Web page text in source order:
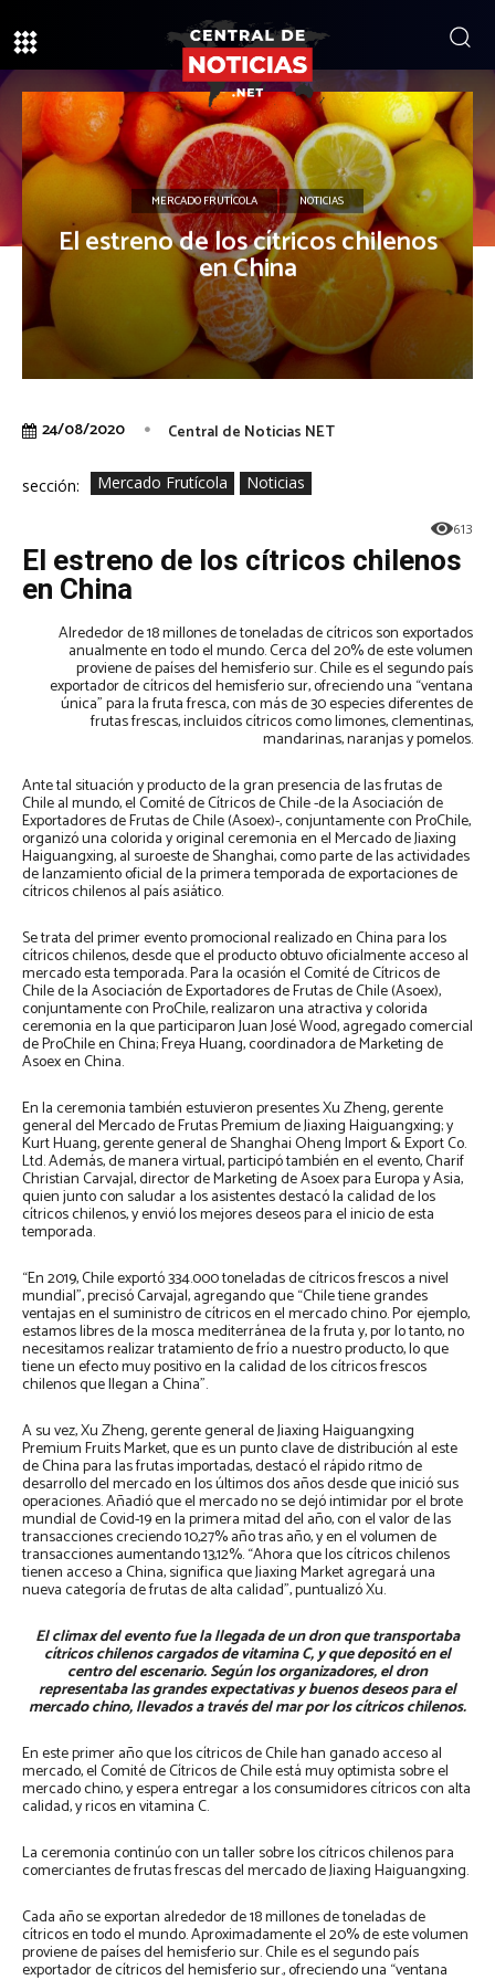
MERCADO FRUTÍCOLA NOTICIAS
El estreno de los cítricos chilenos
en China
24/08/2020 Central de Noticias NET
sección: Mercado Frutícola Noticias
613
El estreno de los cítricos chilenos
en China
Alrededor de 18 millones de toneladas de cítricos son exportados
anualmente en todo el mundo. Cerca del 20% de este volumen
proviene de países del hemisferio sur. Chile es el segundo país
exportador de cítricos del hemisferio sur, ofreciendo una “ventana
única” para la fruta fresca, con más de 30 especies diferentes de
frutas frescas, incluidos cítricos como limones, clementinas,
mandarinas, naranjas y pomelos.
Ante tal situación y producto de la gran presencia de las frutas de
Chile al mundo, el Comité de Cítricos de Chile -de la Asociación de
Exportadores de Frutas de Chile (Asoex)-, conjuntamente con ProChile,
organizó una colorida y original ceremonia en el Mercado de Jiaxing
Haiguangxing, al suroeste de Shanghai, como parte de las actividades
de lanzamiento oficial de la primera temporada de exportaciones de
cítricos chilenos al país asiático.
Se trata del primer evento promocional realizado en China para los
cítricos chilenos, desde que el producto obtuvo oficialmente acceso al
mercado esta temporada. Para la ocasión el Comité de Cítricos de
Chile de la Asociación de Exportadores de Frutas de Chile (Asoex),
conjuntamente con ProChile, realizaron una atractiva y colorida
ceremonia en la que participaron Juan José Wood, agregado comercial
de ProChile en China; Freya Huang, coordinadora de Marketing de
Asoex en China.
En la ceremonia también estuvieron presentes Xu Zheng, gerente
general del Mercado de Frutas Premium de Jiaxing Haiguangxing; y
Kurt Huang, gerente general de Shanghai Oheng Import & Export Co.
Ltd. Además, de manera virtual, participó también en el evento, Charif
Christian Carvajal, director de Marketing de Asoex para Europa y Asia,
quien junto con saludar a los asistentes destacó la calidad de los
cítricos chilenos, y envió los mejores deseos para el inicio de esta
temporada.
“En 2019, Chile exportó 334.000 toneladas de cítricos frescos a nivel
mundial”, precisó Carvajal, agregando que “Chile tiene grandes
ventajas en el suministro de cítricos en el mercado chino. Por ejemplo,
estamos libres de la mosca mediterránea de la fruta y, por lo tanto, no
necesitamos realizar tratamiento de frío a nuestro producto, lo que
tiene un efecto muy positivo en la calidad de los cítricos frescos
chilenos que llegan a China”.
A su vez, Xu Zheng, gerente general de Jiaxing Haiguangxing
Premium Fruits Market, que es un punto clave de distribución al este
de China para las frutas importadas, destacó el rápido ritmo de
desarrollo del mercado en los últimos dos años desde que inició sus
operaciones. Añadió que el mercado no se dejó intimidar por el brote
mundial de Covid-19 en la primera mitad del año, con el valor de las
transacciones creciendo 10,27% año tras año, y en el volumen de
transacciones aumentando 13,12%. “Ahora que los cítricos chilenos
tienen acceso a China, significa que Jiaxing Market agregará una
nueva categoría de frutas de alta calidad”, puntualizó Xu.
El climax del evento fue la llegada de un dron que transportaba
cítricos chilenos cargados de vitamina C, y que depositó en el
centro del escenario. Según los organizadores, el dron
representaba las grandes expectativas y buenos deseos para el
mercado chino, llevados a través del mar por los cítricos chilenos.
En este primer año que los cítricos de Chile han ganado acceso al
mercado, el Comité de Cítricos de Chile está muy optimista sobre el
mercado chino, y espera entregar a los consumidores cítricos con alta
calidad, y ricos en vitamina C.
La ceremonia continúo con un taller sobre los cítricos chilenos para
comerciantes de frutas frescas del mercado de Jiaxing Haiguangxing.
Cada año se exportan alrededor de 18 millones de toneladas de
cítricos en todo el mundo. Aproximadamente el 20% de este volumen
proviene de países del hemisferio sur. Chile es el segundo país
exportador de cítricos del hemisferio sur., ofreciendo una “ventana